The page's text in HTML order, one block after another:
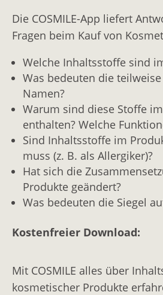
Die COSMILE-App liefert
Fragen beim Kauf von
Welche Inhaltsstoffe sind
Was bedeuten die
Namen?
Warum sind diese Stoffe
enthalten? Welche
Sind Inhaltsstoffe im
muss (z. B. als Allergiker)?
Hat sich die
Produkte geändert?
Was bedeuten die Siegel
Kostenfreier Download:
Mit COSMILE alles über
kosmetischer Produkte